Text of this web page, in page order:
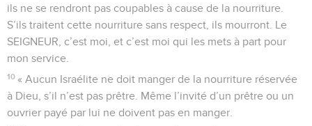
ils ne se rendront pas coupables à cause de la nourriture.
S’ils traitent cette nourriture sans respect, ils mourront. Le
SEIGNEUR, c’est moi, et c’est moi qui les mets à part pour
mon service.
10 « Aucun Israélite ne doit manger de la nourriture réservée
à Dieu, s’il n’est pas prêtre. Même l’invité d’un prêtre ou un
ouvrier payé par lui ne doivent pas en manger.